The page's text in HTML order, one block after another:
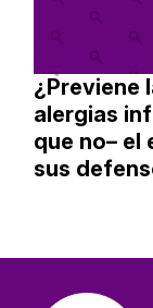
¿Previene
alergias
que no– el
sus